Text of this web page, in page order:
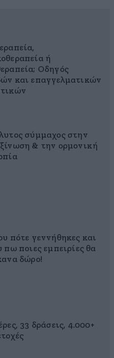
ή
Οδηγός
και επαγγελματικών
σύμμαχος στην
& την ορμονική
πότε γεννήθηκες και
πω ποιες εμπειρίες θα
δώρο!
33 δράσεις, 4.000+